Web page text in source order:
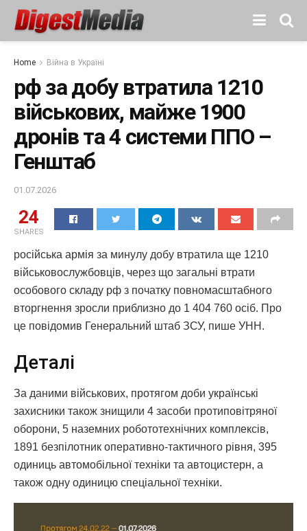
Home Війна в Україні
рф за добу втратила 1210
військових, майже 1900
дронів та 4 системи ППО –
Генштаб
01.07.2026
24
SHARES
російська армія за минулу добу втратила ще 1210
військовослужбовців, через що загальні втрати
особового складу рф з початку повномасштабного
вторгнення зросли приблизно до 1 404 760 осіб. Про
це повідомив Генеральний штаб ЗСУ, пише УНН.
Деталі
За даними військових, протягом доби українські
захисники також знищили 4 засоби протиповітряної
оборони, 5 наземних робототехнічних комплексів,
1891 безпілотник оперативно-тактичного рівня, 395
одиниць автомобільної техніки та автоцистерн, а
також одну одиницю спеціальної техніки.